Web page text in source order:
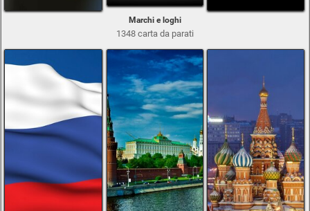
Marchi e loghi
1348 carta da parati